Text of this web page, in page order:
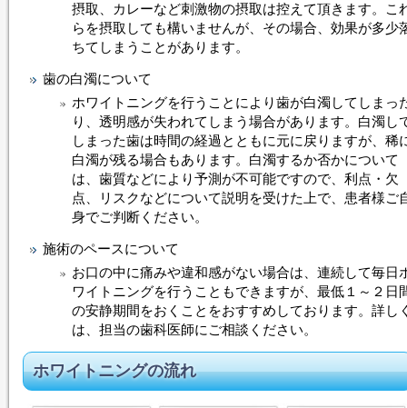
摂取、カレーなど刺激物の摂取は控えて頂きます。こ
らを摂取しても構いませんが、その場合、効果が多少
ちてしまうことがあります。
歯の白濁について
ホワイトニングを行うことにより歯が白濁してしまっ
り、透明感が失われてしまう場合があります。白濁し
しまった歯は時間の経過とともに元に戻りますが、稀
白濁が残る場合もあります。白濁するか否かについて
は、歯質などにより予測が不可能ですので、利点・欠
点、リスクなどについて説明を受けた上で、患者様ご
身でご判断ください。
施術のペースについて
お口の中に痛みや違和感がない場合は、連続して毎日
ワイトニングを行うこともできますが、最低１～２日
の安静期間をおくことをおすすめしております。詳し
は、担当の歯科医師にご相談ください。
ホワイトニングの流れ